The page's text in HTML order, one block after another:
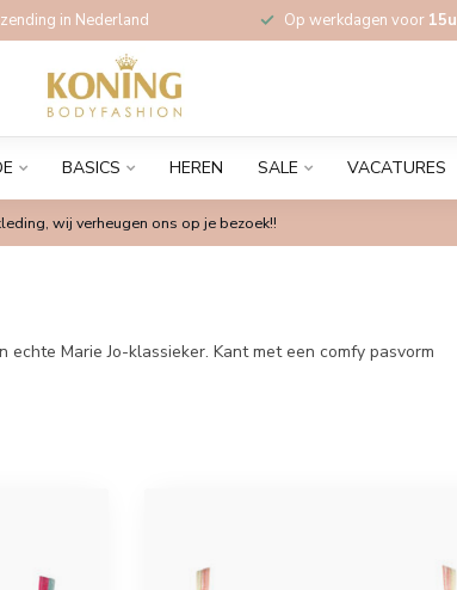
in Nederland Op werkdagen voor
BASICS HEREN SALE VACATURES
wij verheugen ons op je bezoek!!
Marie Jo-klassieker. Kant met een comfy pasvorm